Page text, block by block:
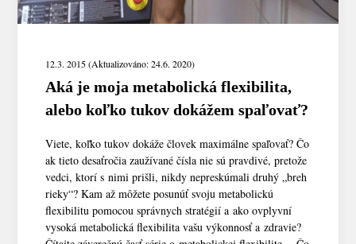
12.3. 2015 (Aktualizováno: 24.6. 2020)
Aká je moja metabolická flexibilita,
alebo koľko tukov dokážem spaľovať?
Viete, koľko tukov dokáže človek maximálne spaľovať? Čo
ak tieto desaťročia zaužívané čísla nie sú pravdivé, pretože
vedci, ktorí s nimi prišli, nikdy nepreskúmali druhý „breh
rieky“? Kam až môžete posunúť svoju metabolickú
flexibilitu pomocou správnych stratégií a ako ovplyvní
vysoká metabolická flexibilita vašu výkonnosť a zdravie?